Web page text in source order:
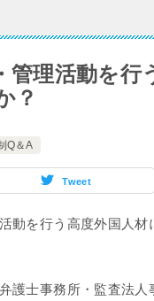
管理活動を
？
Q＆A
Tweet
動を行う高度外国人
護士事務所・監査法人